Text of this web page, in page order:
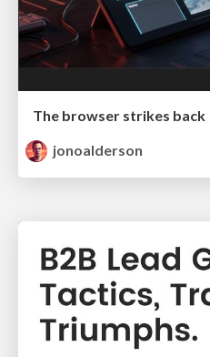
The browser strikes back
jonoalderson